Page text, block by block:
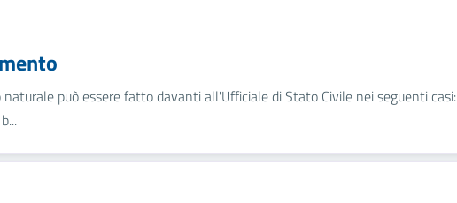
può essere fatto davanti all'Ufficiale di Stato Civile nei seguenti casi: